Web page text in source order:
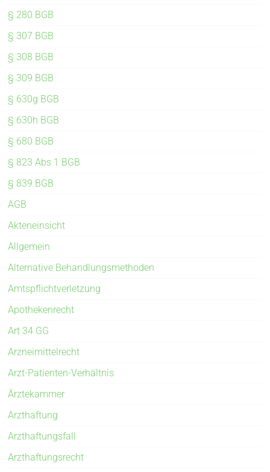
§ 280 BGB
§ 307 BGB
§ 308 BGB
§ 309 BGB
§ 630g BGB
§ 630h BGB
§ 680 BGB
§ 823 Abs 1 BGB
§ 839 BGB
AGB
Akteneinsicht
Allgemein
Alternative Behandlungsmethoden
Amtspflichtverletzung
Apothekenrecht
Art 34 GG
Arzneimittelrecht
Arzt-Patienten-Verhältnis
Ärztekammer
Arzthaftung
Arzthaftungsfall
Arzthaftungsrecht